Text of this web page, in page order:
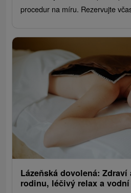
procedur na míru. Rezervujte
Lázeňská dovolená:
rodinu, léčivý relax a